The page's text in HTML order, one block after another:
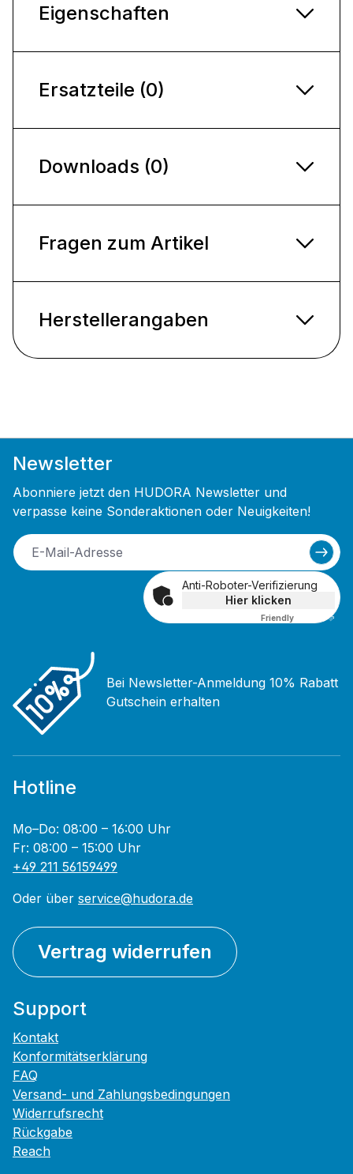
Eigenschaften
Ersatzteile (0)
Downloads (0)
Fragen zum Artikel
Herstellerangaben
Newsletter
Abonniere jetzt den HUDORA Newsletter und
verpasse keine Sonderaktionen oder Neuigkeiten!
Anti-Roboter-Verifizierung
Hier klicken
Friendly Captcha ⇗
Bei Newsletter-Anmeldung 10% Rabatt
Gutschein erhalten
Hotline
Mo–Do: 08:00 – 16:00 Uhr
Fr: 08:00 – 15:00 Uhr
+49 211 56159499
Oder über service@hudora.de
Vertrag widerrufen
Support
Kontakt
Konformitätserklärung
FAQ
Versand- und Zahlungsbedingungen
Widerrufsrecht
Rückgabe
Reach